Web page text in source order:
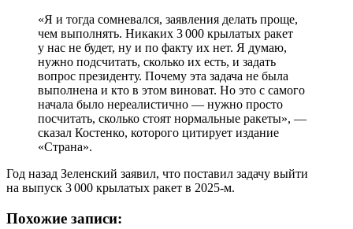
«Я и тогда сомневался, заявления делать проще,
чем выполнять. Никаких 3 000 крылатых ракет
у нас не будет, ну и по факту их нет. Я думаю,
нужно подсчитать, сколько их есть, и задать
вопрос президенту. Почему эта задача не была
выполнена и кто в этом виноват. Но это с самого
начала было нереалистично — нужно просто
посчитать, сколько стоят нормальные ракеты», —
сказал Костенко, которого цитирует издание
«Страна».
Год назад Зеленский заявил, что поставил задачу выйти
на выпуск 3 000 крылатых ракет в 2025-м.
Похожие записи: